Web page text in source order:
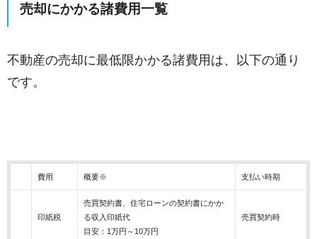
売却にかかる諸費用一覧
不動産の売却に最低限かかる諸費用は、以下の通り
です。
費用 概要※ 支払い時期
印紙税
売買契約書、住宅ローンの契約書にかか
る収入印紙代
目安：1万円～10万円
売買契約時